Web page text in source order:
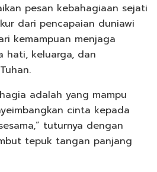
pesan kebahagiaan sejati
dari pencapaian duniawi
kemampuan menjaga
hati, keluarga, dan
adalah yang mampu
cinta kepada
tuturnya dengan
tepuk tangan panjang